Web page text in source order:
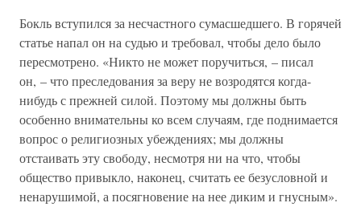
Бокль вступился за несчастного сумасшедшего. В горячей
статье напал он на судью и требовал, чтобы дело было
пересмотрено. «Никто не может поручиться, – писал
он, – что преследования за веру не возродятся когда-
нибудь с прежней силой. Поэтому мы должны быть
особенно внимательны ко всем случаям, где поднимается
вопрос о религиозных убеждениях; мы должны
отстаивать эту свободу, несмотря ни на что, чтобы
общество привыкло, наконец, считать ее безусловной и
ненарушимой, а посягновение на нее диким и гнусным».